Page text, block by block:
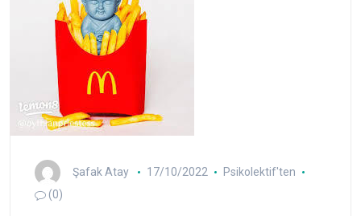
Şafak Atay 17/10/2022
Psikolektif'ten
(0)